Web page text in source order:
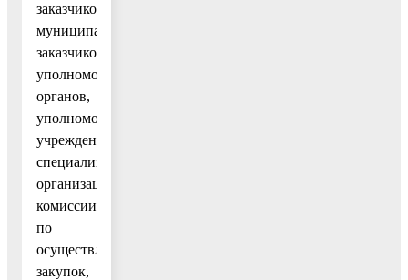
заказчиков,
муниципальных
заказчиков,
уполномоченных
органов,
уполномоченных
учреждений,
специализированных
организаций,
комиссии
по
осуществлению
закупок,